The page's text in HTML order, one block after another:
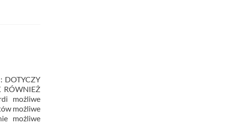
DOTYCZY
RÓWNIEŻ
możliwe
możliwe
możliwe